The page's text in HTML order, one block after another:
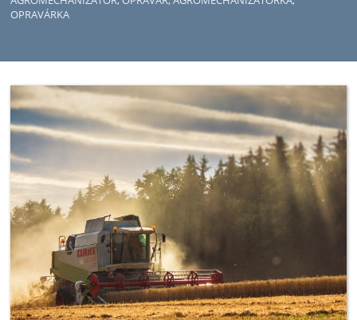
OPRAVÁRKA
Agromechanizátor,
opravár;
Agromechanizátorka,
opravárka